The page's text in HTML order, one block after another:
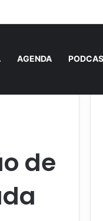
e construtores da
AGENDA
de